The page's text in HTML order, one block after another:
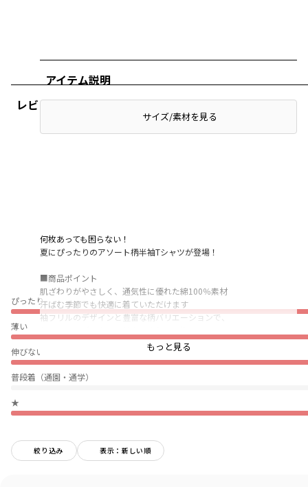
レビュー
ぴったり
薄い
伸びない
普段着（通園・通学）
★
絞り込み 表示：新しい順
アイテム説明
サイズ/素材を見る
何枚あっても困らない！
夏にぴったりのアソート柄半袖Tシャツが登場！
■商品ポイント
肌ざわりがやさしく、通気性に優れた綿100％素材
汗ばむ季節でも快適に着ていただけます
袖フリルのデザインと豊富な柄バリエーションで、
【関連商品】
もっと見る